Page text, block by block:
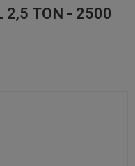
2,5 TON - 2500